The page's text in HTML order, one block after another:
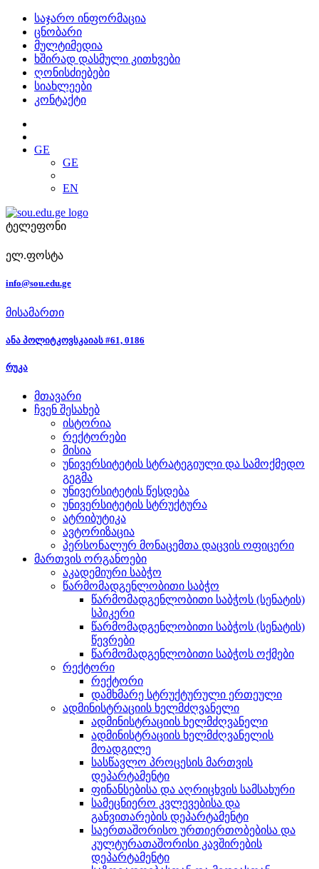
საჯარო ინფორმაცია
ცნობარი
მულტიმედია
ხშირად დასმული კითხვები
ღონისძიებები
სიახლეები
კონტაქტი
GE
GE
EN
ტელეფონი
ელ.ფოსტა
info@sou.edu.ge
მისამართი
ანა პოლიტკოვსკაიას #61, 0186
რუკა
მთავარი
ჩვენ შესახებ
ისტორია
რექტორები
მისია
უნივერსიტეტის სტრატეგიული და სამოქმედო
გეგმა
უნივერსიტეტის წესდება
უნივერსიტეტის სტრუქტურა
ატრიბუტიკა
ავტორიზაცია
პერსონალურ მონაცემთა დაცვის ოფიცერი
მართვის ორგანოები
აკადემიური საბჭო
წარმომადგენლობითი საბჭო
წარმომადგენლობითი საბჭოს (სენატის)
სპიკერი
წარმომადგენლობითი საბჭოს (სენატის)
წევრები
წარმომადგენლობითი საბჭოს ოქმები
რექტორი
რექტორი
დამხმარე სტრუქტურული ერთეული
ადმინისტრაციის ხელმძღვანელი
ადმინისტრაციის ხელმძღვანელი
ადმინისტრაციის ხელმძღვანელის
მოადგილე
სასწავლო პროცესის მართვის
დეპარტამენტი
ფინანსებისა და აღრიცხვის სამსახური
სამეცნიერო კვლევებისა და
განვითარების დეპარტამენტი
საერთაშორისო ურთიერთობებისა და
კულტურათაშორისი კავშირების
დეპარტამენტი